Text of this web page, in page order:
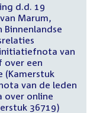
d.d. 19
Marum,
Binnenlandse
van
over een
(Kamerstuk
van de leden
over online
36719)